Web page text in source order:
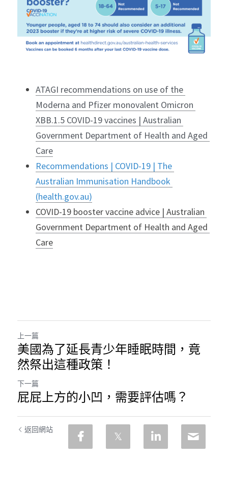
ATAGI recommendations on use of
Moderna and Pfizer monovalent Omicron
XBB.1.5 COVID-19 vaccines | Australian
Government Department of Health and Aged
Care
Recommendations | COVID-19 | The
Australian Immunisation Handbook
(health.gov.au)
COVID-19 booster vaccine advice | Australian
Government Department of Health and Aged
Care
上一篇
美國為了延長青少年睡眠時間，竟
然祭出這種政策！
下一篇
屁屁上方的小凹，需要評估嗎？
返回網站